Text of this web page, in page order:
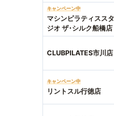
キャンペーン中
マシンピラティススタ
ジオ ザ･シルク船橋店
CLUBPILATES市川店
キャンペーン中
リントスル行徳店